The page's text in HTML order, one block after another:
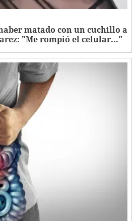
matado con un cuchillo a
"Me rompió el celular..."